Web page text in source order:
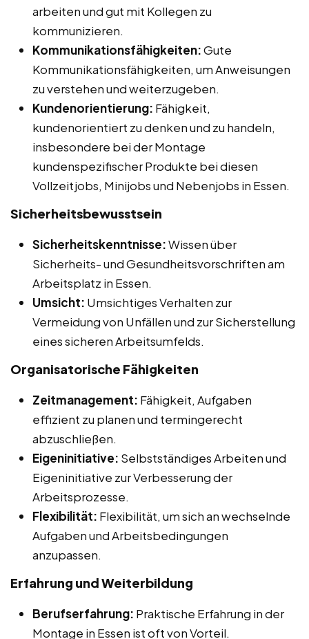
arbeiten und gut mit Kollegen zu
kommunizieren.
Kommunikationsfähigkeiten:Gute
Kommunikationsfähigkeiten, um Anweisungen
zu verstehen und weiterzugeben.
Kundenorientierung: Fähigkeit,
kundenorientiert zu denken und zu handeln,
insbesondere bei der Montage
kundenspezifischer Produkte bei diesen
Vollzeitjobs, Minijobs und Nebenjobs in Essen.
Sicherheitsbewusstsein
Sicherheitskenntnisse:Wissen über
Sicherheits- und Gesundheitsvorschriften am
Arbeitsplatz in Essen.
Umsicht: Umsichtiges Verhalten zur
Vermeidung von Unfällen und zur Sicherstellung
eines sicheren Arbeitsumfelds.
Organisatorische Fähigkeiten
Zeitmanagement: Fähigkeit, Aufgaben
effizient zu planen und termingerecht
abzuschließen.
Eigeninitiative: Selbstständiges Arbeiten und
Eigeninitiative zur Verbesserung der
Arbeitsprozesse.
Flexibilität: Flexibilität, um sich an wechselnde
Aufgaben und Arbeitsbedingungen
anzupassen.
Erfahrung und Weiterbildung
Berufserfahrung: Praktische Erfahrung in der
Montage in Essen ist oft von Vorteil.